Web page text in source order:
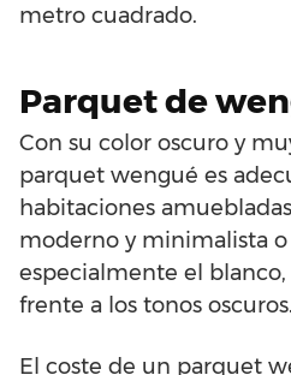
metro cuadrado.
Parquet de
Con su color oscuro y
parquet wengué es
habitaciones
moderno y minimalista o
especialmente el
frente a los tonos oscuros.
El coste de un parquet